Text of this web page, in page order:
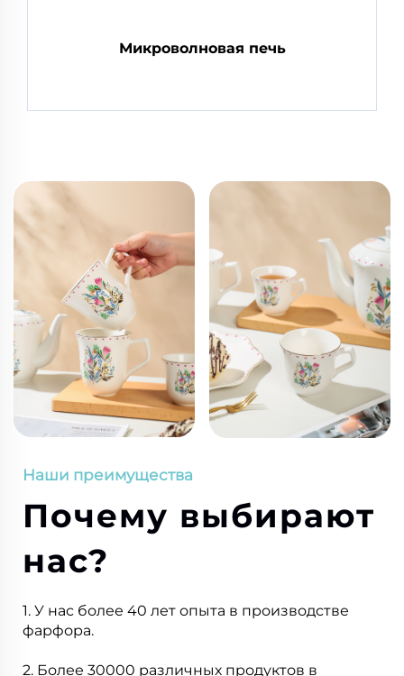
Микроволновая печь
Наши преимущества
Почему выбирают
нас?
1. У нас более 40 лет опыта в производстве
фарфора.
2. Более 30000 различных продуктов в